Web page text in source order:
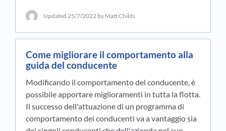
Updated 25/7/2022 by Matt Childs
Come migliorare il comportamento alla
guida del conducente
Modificando il comportamento del conducente, è
possibile apportare miglioramenti in tutta la flotta.
Il successo dell'attuazione di un programma di
comportamento dei conducenti va a vantaggio sia